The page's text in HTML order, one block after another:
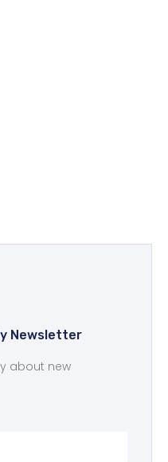
Newsletter
about new